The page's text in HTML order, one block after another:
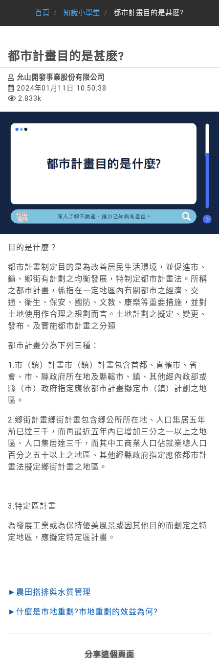
首頁 知識小學堂 都市計畫目的是甚麽?
都市計畫目的是甚麽?
允山開發事業股份有限公司
2024年01月11日 10:50:38
2.833k
目的是什麼？
都市計畫制定目的是為改善居民生活環境，並促進市、
鎮、鄉街有計劃之均衡發展，特制定都市計畫法。所稱
之都市計畫，係指在一定地區內有關都市之經濟、交
通、衛生、保安、國防、文教、康樂等重要措施，並對
土地使用作合理之規劃而言。 土地計劃之擬定、變更、
發布、及實施都市計畫之分類
都市計畫分為下列三種：
1.市（鎮）計畫市（鎮）計畫包含首都、直轄市、省
會、市、縣政府所在地及縣轄市、鎮、其他經內政部或
縣（市）政府指定應依都市計畫擬定市（鎮）計劃之地
區。
2.鄉街計畫鄉街計畫包含鄉公所所在地、人口集居五年
前已達三千，而再最近五年內已增加三分之一以上之地
區、人口集居達三千，而其中工商業人口佔就業總人口
百分之五十以上之地區、其他經縣政府指定應依都市計
畫法擬定鄉街計畫之地區。
3.特定區計畫
為發展工業或為保持優美風景或因其他目的而劃定之特
定地區，應擬定特定區計畫。
►農田搭排與水質管理
►什麼是市地重劃?市地重劃的效益為何?
分享這個頁面